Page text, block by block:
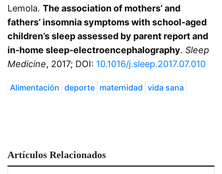
Lemola. The association of mothers’ and
fathers’ insomnia symptoms with school-aged
children’s sleep assessed by parent report and
in-home sleep-electroencephalography. Sleep
Medicine, 2017; DOI: 10.1016/j.sleep.2017.07.010
Alimentación deporte maternidad vida sana
Artículos Relacionados